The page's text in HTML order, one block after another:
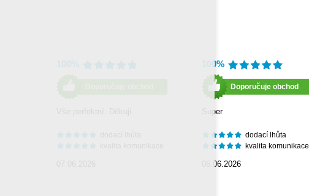
100%
Doporučuje obchod
Super
dodací lhůta
kvalita komunikace
06.06.2026